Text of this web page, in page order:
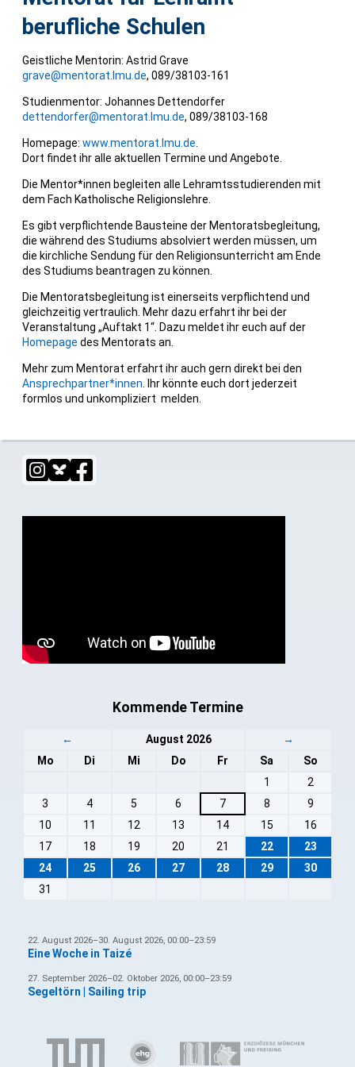
berufliche Schulen
Geistliche Mentorin: Astrid Grave
grave@mentorat.lmu.de, 089/38103-161
Studienmentor: Johannes Dettendorfer
dettendorfer@mentorat.lmu.de, 089/38103-168
Homepage: www.mentorat.lmu.de
Dort findet ihr alle aktuellen Termine und Angebote.
Die Mentor*innen begleiten alle Lehramtsstudierenden mit
dem Fach Katholische Religionslehre.
Es gibt verpflichtende Bausteine der Mentoratsbegleitung,
die während des Studiums absolviert werden müssen, um
die kirchliche Sendung für den Religionsunterricht am Ende
des Studiums beantragen zu können.
Die Mentoratsbegleitung ist einerseits verpflichtend und
gleichzeitig vertraulich. Mehr dazu erfahrt ihr bei der
Veranstaltung „Auftakt 1“. Dazu meldet ihr euch auf der
Homepage des Mentorats an.
Mehr zum Mentorat erfahrt ihr auch gern direkt bei den
Ansprechpartner*innen . Ihr könnte euch dort jederzeit
formlos und unkompliziert melden.
Kommende Termine
← August 2026
→
Mo
Di Mi Do Fr Sa
So
1
2
3
4 5 6 7 8
9
10
11 12 13 14 15
16
17
18 19 20 21 22
23
24
25 26 27 28 29
30
31
22. August 2026–30. August 2026, 00:00–23:59
Eine Woche in Taizé
27. September 2026–02. Oktober 2026, 00:00–23:59
Segeltörn | Sailing trip